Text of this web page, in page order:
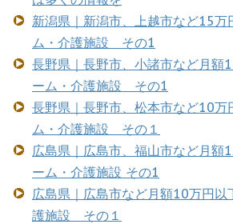
新潟県｜新潟市、上越市など15万
ム・介護施設 その1
長野県｜長野市、小諸市など月額
ーム・介護施設 その1
長野県｜長野市、松本市など10万
ム・介護施設 その１
広島県｜広島市、福山市など月額
ーム・介護施設 その1
広島県｜広島市など月額10万円以
護施設 その１